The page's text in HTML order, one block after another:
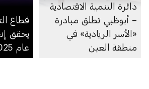
دائرة التنمية الاقتصادية
– أبوظبي تطلق مبادرة
«الأسر الريادية» في
منطقة العين
قطاع
يحقق
عام 2025